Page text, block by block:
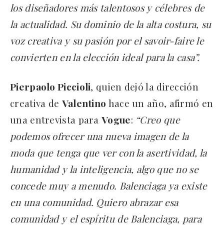
los diseñadores más talentosos y célebres de
la actualidad. Su dominio de la alta costura, su
voz creativa y su pasión por el savoir-faire le
convierten en la elección ideal para la casa”.
Pierpaolo Piccioli, quien dejó la dirección
creativa de Valentino hace un año, afirmó en
una entrevista paraVogue: “Creo que
podemos ofrecer una nueva imagen de la
moda que tenga que ver con la asertividad, la
humanidad y la inteligencia, algo que no se
concede muy a menudo. Balenciaga ya existe
en una comunidad. Quiero abrazar esa
comunidad y el espíritu de Balenciaga, para